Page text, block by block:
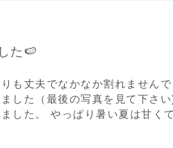
た🍉
も丈夫でなかなか割れません
した（最後の写真を見て下さ
した。 やっぱり暑い夏は甘く